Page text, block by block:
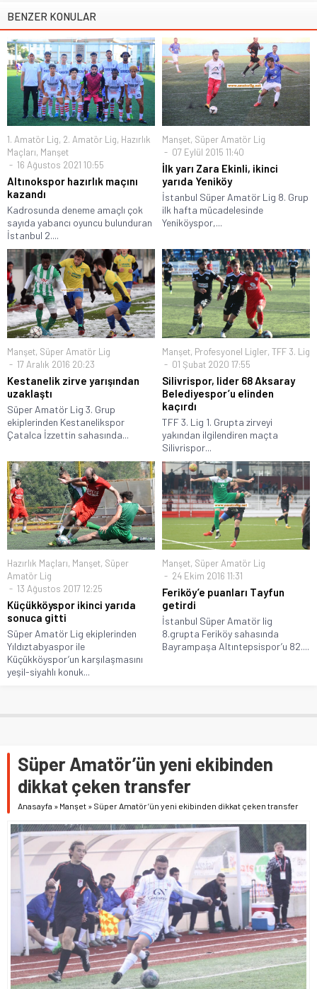
BENZER KONULAR
1. Amatör Lig, 2. Amatör Lig, Hazırlık
Maçları, Manşet
16 Ağustos 2021 10:55
Altınokspor hazırlık maçını
kazandı
Kadrosunda deneme amaçlı çok
sayıda yabancı oyuncu bulunduran
İstanbul 2....
Manşet, Süper Amatör Lig
07 Eylül 2015 11:40
İlk yarı Zara Ekinli, ikinci
yarıda Yeniköy
İstanbul Süper Amatör Lig 8. Grup
ilk hafta mücadelesinde
Yeniköyspor,...
Manşet, Süper Amatör Lig
17 Aralık 2016 20:23
Kestanelik zirve yarışından
uzaklaştı
Süper Amatör Lig 3. Grup
ekiplerinden Kestanelikspor
Çatalca İzzettin sahasında...
Manşet, Profesyonel Ligler, TFF 3. Lig
01 Şubat 2020 17:55
Silivrispor, lider 68 Aksaray
Belediyespor’u elinden
kaçırdı
TFF 3. Lig 1. Grupta zirveyi
yakından ilgilendiren maçta
Silivrispor...
Hazırlık Maçları, Manşet, Süper
Amatör Lig
13 Ağustos 2017 12:25
Küçükköyspor ikinci yarıda
sonuca gitti
Süper Amatör Lig ekiplerinden
Yıldıztabyaspor ile
Küçükköyspor’un karşılaşmasını
yeşil-siyahlı konuk...
Manşet, Süper Amatör Lig
24 Ekim 2016 11:31
Feriköy’e puanları Tayfun
getirdi
İstanbul Süper Amatör lig
8.grupta Feriköy sahasında
Bayrampaşa Altıntepsispor’u 82....
Süper Amatör’ün yeni ekibinden
dikkat çeken transfer
Anasayfa » Manşet » Süper Amatör’ün yeni ekibinden dikkat çeken transfer